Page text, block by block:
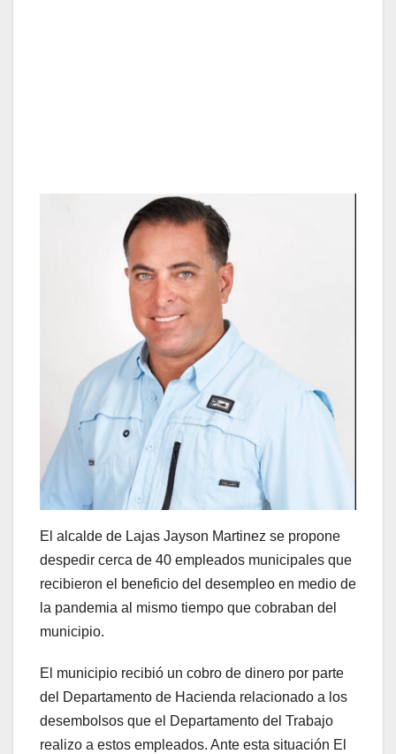
El alcalde de Lajas Jayson Martinez se propone
despedir cerca de 40 empleados municipales que
recibieron el beneficio del desempleo en medio de
la pandemia al mismo tiempo que cobraban del
municipio.
El municipio recibió un cobro de dinero por parte
del Departamento de Hacienda relacionado a los
desembolsos que el Departamento del Trabajo
realizo a estos empleados. Ante esta situación El